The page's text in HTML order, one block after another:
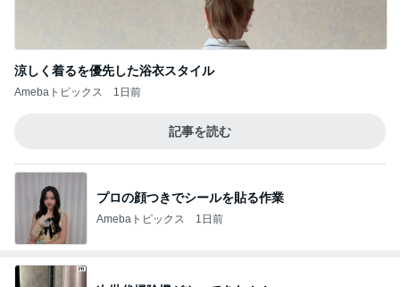
涼しく着るを優先した浴衣スタイル
Amebaトピックス 1日前
記事を読む
プロの顔つきでシールを貼る作業
Amebaトピックス 1日前